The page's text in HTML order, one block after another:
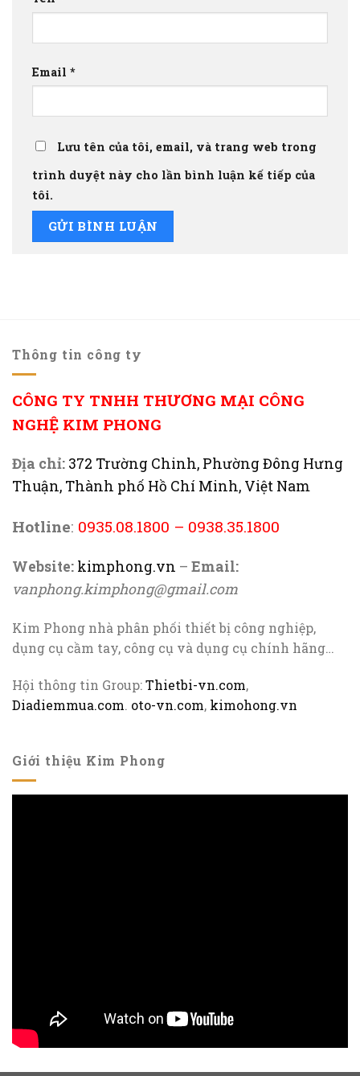
Email *
Lưu tên của tôi, email, và trang web trong
trình duyệt này cho lần bình luận kế tiếp của
tôi.
Thông tin công ty
CÔNG TY TNHH THƯƠNG MẠI CÔNG
NGHỆ KIM PHONG
Địa chỉ: 372 Trường Chinh, Phường Đông Hưng
Thuận, Thành phố Hồ Chí Minh, Việt Nam
Hotline: 0935.08.1800 – 0938.35.1800
Website: kimphong.vn – Email:
vanphong.kimphong@gmail.com
Kim Phong nhà phân phối thiết bị công nghiệp,
dụng cụ cầm tay, công cụ và dụng cụ chính hãng…
Hội thông tin Group:Thietbi-vn.com,
Diadiemmua.com. oto-vn.com, kimohong.vn
Giới thiệu Kim Phong